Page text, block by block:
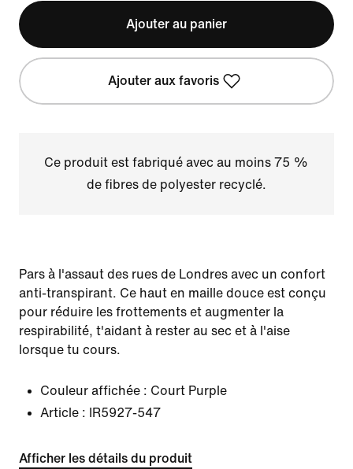
Ajouter au panier
Ajouter aux favoris
Ce produit est fabriqué avec au moins 75 %
de fibres de polyester recyclé.
Pars à l'assaut des rues de Londres avec un confort
anti-transpirant. Ce haut en maille douce est conçu
pour réduire les frottements et augmenter la
respirabilité, t'aidant à rester au sec et à l'aise
lorsque tu cours.
Couleur affichée : Court Purple
Article :
IR5927-547
Afficher les détails du produit